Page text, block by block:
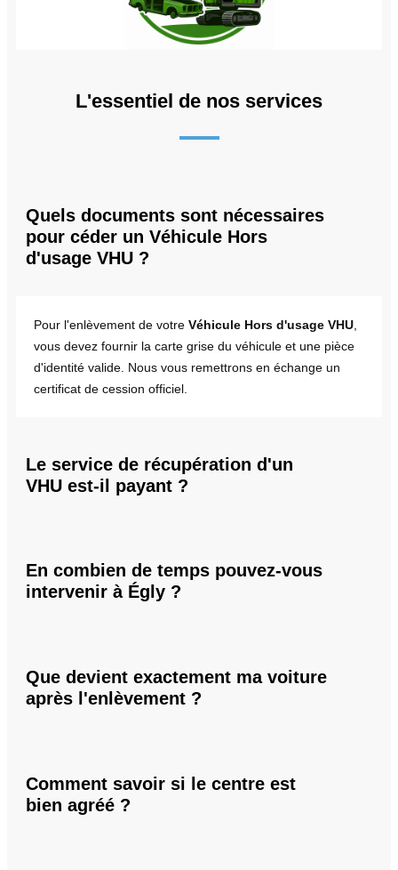
L'essentiel de nos services
Quels documents sont nécessaires
pour céder un Véhicule Hors
d'usage VHU ?
Pour l'enlèvement de votre Véhicule Hors d'usage VHU
vous devez fournir la carte grise du véhicule et une pièce
d'identité valide. Nous vous remettrons en échange un
certificat de cession officiel.
Le service de récupération d'un
VHU est-il payant ?
En combien de temps pouvez-vous
intervenir à Égly ?
Que devient exactement ma voiture
après l'enlèvement ?
Comment savoir si le centre est
bien agréé ?